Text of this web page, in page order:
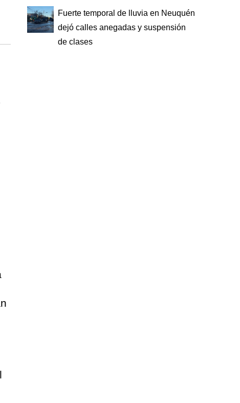
Fuerte temporal de lluvia en Neuquén
dejó calles anegadas y suspensión
de clases